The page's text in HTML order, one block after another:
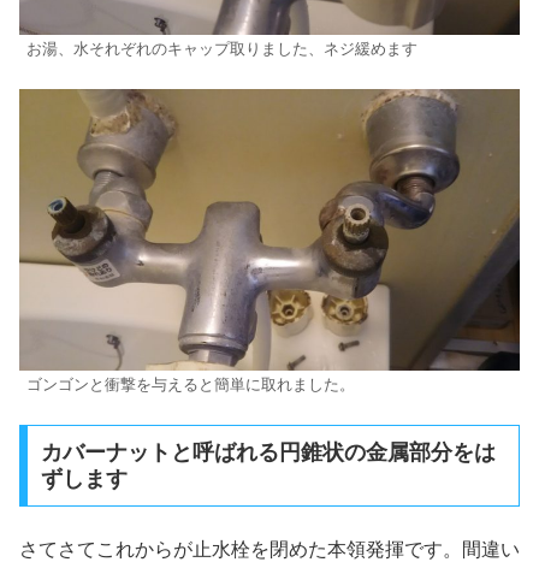
お湯、水それぞれのキャップ取りました、ネジ緩めます
ゴンゴンと衝撃を与えると簡単に取れました。
カバーナットと呼ばれる円錐状の金属部分をは
ずします
さてさてこれからが止水栓を閉めた本領発揮です。間違い